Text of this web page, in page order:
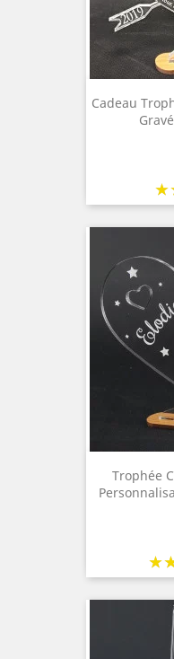
Cadeau
Trophée